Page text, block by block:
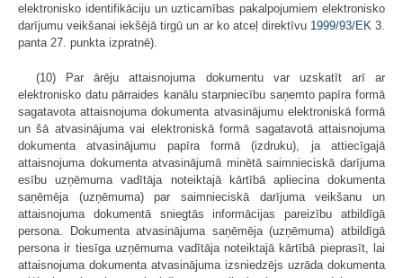
elektronisko identifikāciju un uzticamības pakalpojumiem elektronisko
darījumu veikšanai iekšējā tirgū un ar ko atceļ direktīvu 1999/93/EK3.
panta 27. punkta izpratnē).
(10) Par ārēju attaisnojuma dokumentu var uzskatīt arī ar
elektronisko datu pārraides kanālu starpniecību saņemto papīra formā
sagatavota attaisnojuma dokumenta atvasinājumu elektroniskā formā
un šā atvasinājuma vai elektroniskā formā sagatavotā attaisnojuma
dokumenta atvasinājumu papīra formā (izdruku), ja attiecīgajā
attaisnojuma dokumenta atvasinājumā minētā saimnieciskā darījuma
esību uzņēmuma vadītāja noteiktajā kārtībā apliecina dokumenta
saņēmēja (uzņēmuma) par saimnieciskā darījuma veikšanu un
attaisnojuma dokumentā sniegtās informācijas pareizību atbildīgā
persona. Dokumenta atvasinājuma saņēmēja (uzņēmuma) atbildīgā
persona ir tiesīga uzņēmuma vadītāja noteiktajā kārtībā pieprasīt, lai
attaisnojuma dokumenta atvasinājuma izsniedzējs uzrāda dokumenta